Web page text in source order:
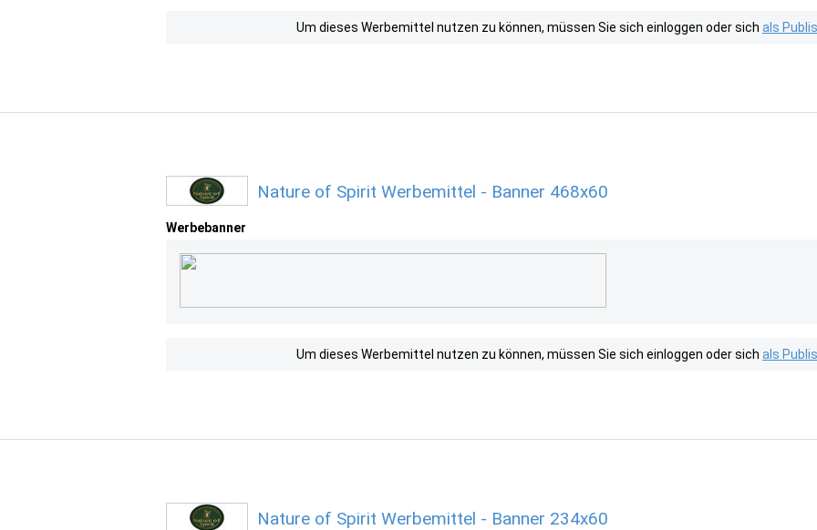
Um dieses Werbemittel nutzen zu können, müssen Sie sich einloggen oder sich als
Nature of Spirit Werbemittel - Banner 468x60
Werbebanner
Um dieses Werbemittel nutzen zu können, müssen Sie sich einloggen oder sich als
Nature of Spirit Werbemittel - Banner 234x60